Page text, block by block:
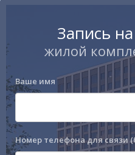
Запись
жилой
Ваше имя
Номер телефона для связи